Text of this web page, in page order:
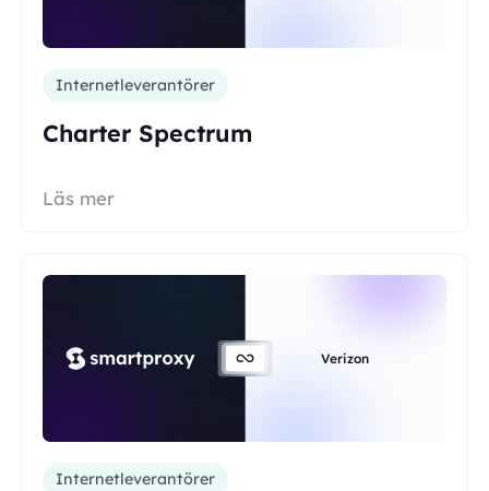
Internetleverantörer
Charter Spectrum
Läs mer
Verizon
Internetleverantörer